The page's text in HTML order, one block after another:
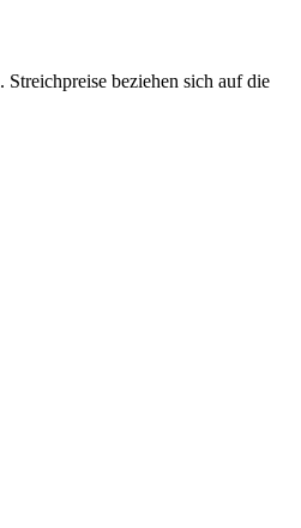
beziehen sich auf die